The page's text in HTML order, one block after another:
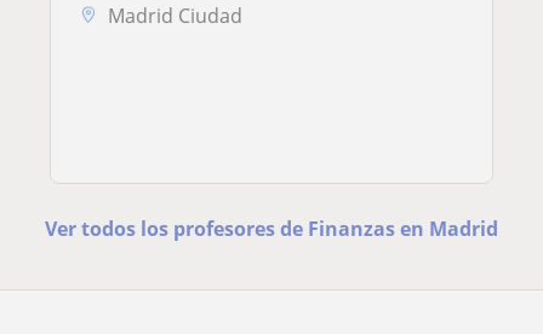
Madrid Ciudad
Ver todos los profesores de Finanzas en Madrid